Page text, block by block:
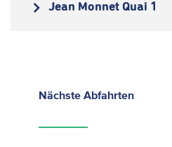
Jean Monnet Quai 1
Nächste Abfahrten